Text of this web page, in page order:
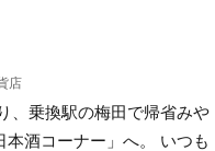
店
、乗換駅の梅田で帰省みや
酒コーナー」へ。 いつも